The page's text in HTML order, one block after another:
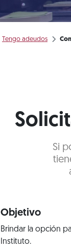
Tengo adeudos
Si
Objetivo
Brindar la opción
Instituto.